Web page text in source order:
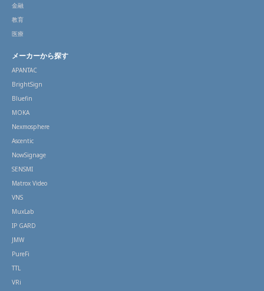
金融
教育
医療
メーカーから探す
APANTAC
BrightSign
Bluefin
MOKA
Nexmosphere
Ascentic
NowSignage
SENSMI
Matrox Video
VNS
MuxLab
IP GARD
JMW
PureFi
TTL
VRi